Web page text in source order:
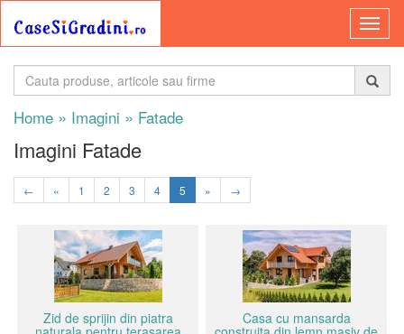
Home » Imagini » Fatade
Imagini Fatade
← « 1 2 3 4 5 » →
Zid de sprijin din piatra Casa cu mansarda